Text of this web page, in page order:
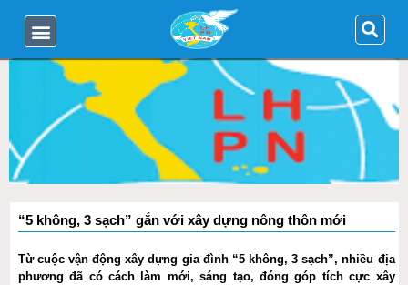
“5 không, 3 sạch” gắn với xây dựng nông thôn mới
Từ cuộc vận động xây dựng gia đình “5 không, 3 sạch”, nhiều địa
phương đã có cách làm mới, sáng tạo, đóng góp tích cực xây